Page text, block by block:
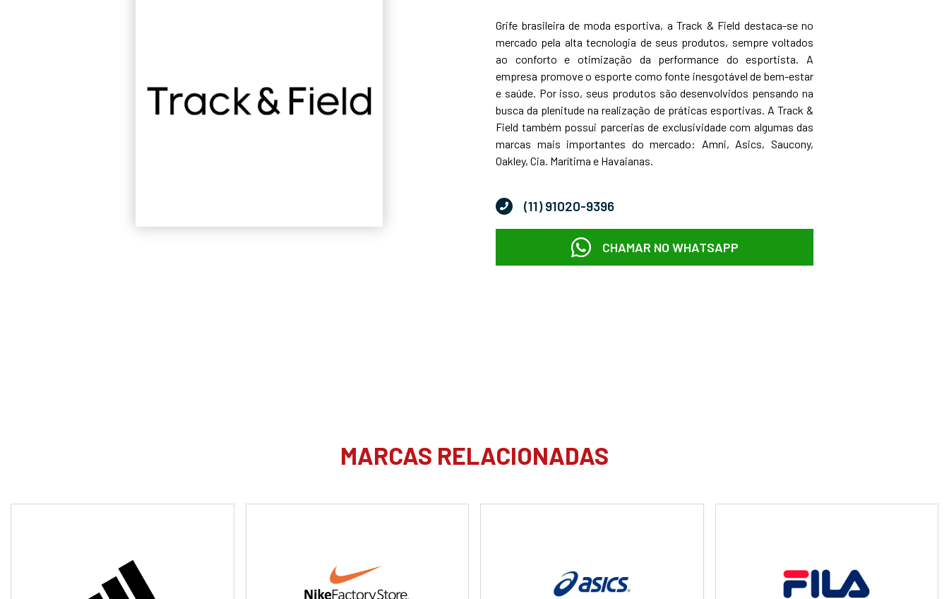
Grife brasileira de moda esportiva, a Track & Field destaca-se no
mercado pela alta tecnologia de seus produtos, sempre voltados
ao conforto e otimização da performance do esportista. A
empresa promove o esporte como fonte inesgotável de bem-estar
e saúde. Por isso, seus produtos são desenvolvidos pensando na
busca da plenitude na realização de práticas esportivas. A Track &
Field também possui parcerias de exclusividade com algumas das
marcas mais importantes do mercado: Amni, Asics, Saucony,
Oakley, Cia. Marítima e Havaianas.
(11) 91020-9396
CHAMAR NO WHATSAPP
MARCAS RELACIONADAS